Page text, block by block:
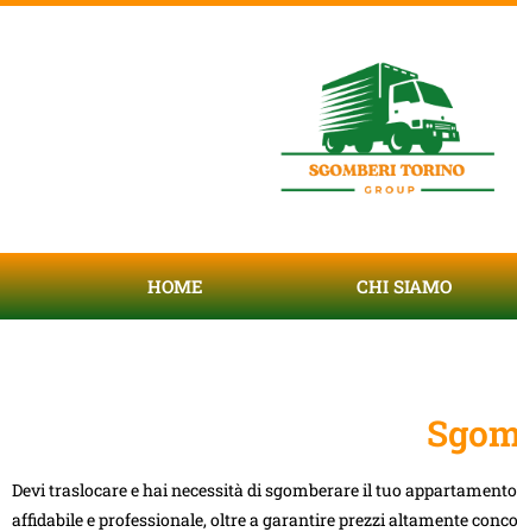
HOME CHI SIAMO
Devi traslocare e hai necessità di sgomberare il tuo
affidabile e professionale, oltre a garantire prezzi altamente